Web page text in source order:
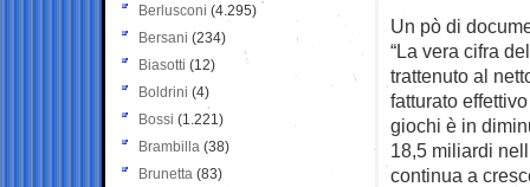
Un pò di
“La vera cifra
trattenuto al
fatturato
giochi è in
18,5 miliardi
continua a
Berlusconi (4.295)
Bersani (234)
Biasotti (12)
Boldrini (4)
Bossi (1.221)
Brambilla (38)
Brunetta (83)